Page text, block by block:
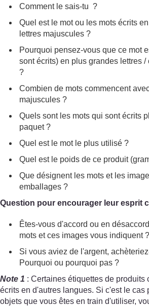
Comment le sais-tu ?
Quel est le mot ou les mots écrits
lettres majuscules ?
Pourquoi pensez-vous que ce mot
sont écrits) en plus grandes lettres
?
Combien de mots commencent
majuscules ?
Quels sont les mots qui sont écrits
paquet ?
Quel est le mot le plus utilisé ?
Quel est le poids de ce produit
Que désignent les mots et les
emballages ?
Question pour encourager leur esprit
Êtes-vous d'accord ou en
mots et ces images vous indiquent ?
Si vous aviez de l'argent,
Pourquoi ou pourquoi pas ?
Note 1 : Certaines étiquettes de produits
écrits en d'autres langues. Si c'est le cas
objets que vous êtes en train d'utiliser,